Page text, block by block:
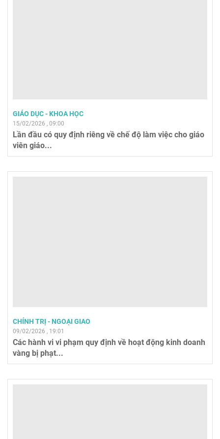
GIÁO DỤC - KHOA HỌC
15/02/2026 , 09:00
Lần đầu có quy định riêng về chế độ làm việc cho giáo
viên giáo...
CHÍNH TRỊ - NGOẠI GIAO
09/02/2026 , 19:01
Các hành vi vi phạm quy định về hoạt động kinh doanh
vàng bị phạt...